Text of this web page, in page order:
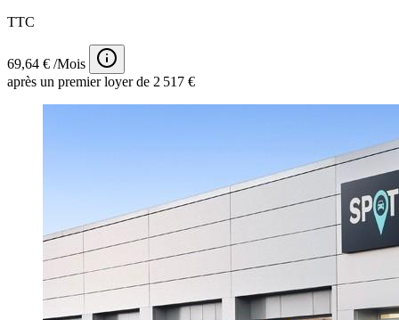
TTC
69,64 € /Mois
après un premier loyer de 2 517 €